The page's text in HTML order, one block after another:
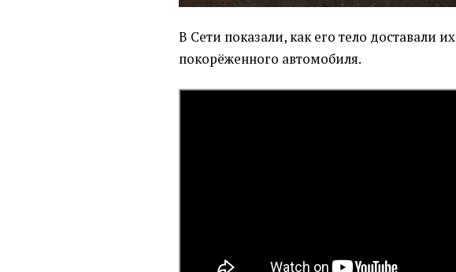
В Сети показали, как его тело доставали их
покорёженного автомобиля.